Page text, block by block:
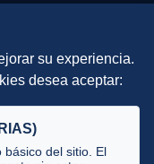
su experiencia.
desea aceptar:
básico del sitio. El